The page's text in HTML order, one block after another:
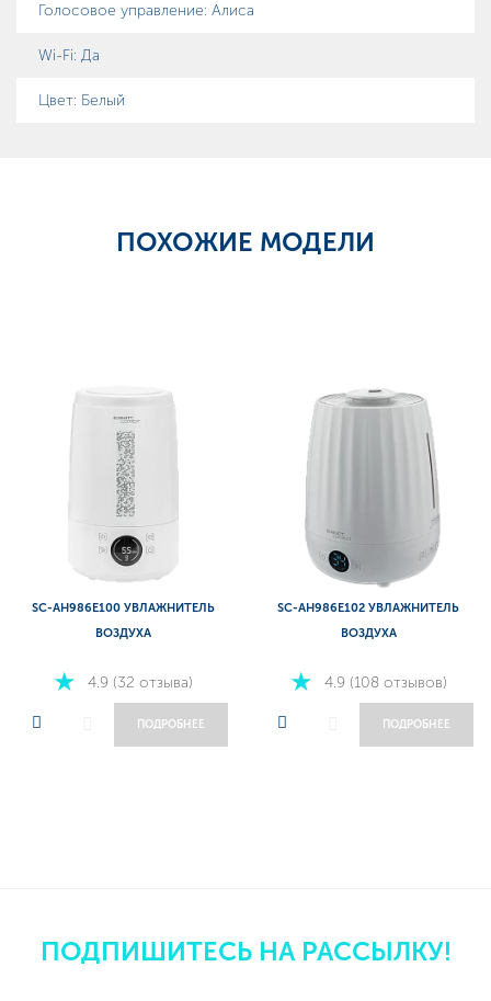
Голосовое управление: Алиса
Wi-Fi: Да
Цвет: Белый
ПОХОЖИЕ МОДЕЛИ
SC-AH986E100 УВЛАЖНИТЕЛЬ
ВОЗДУХА
4.9 (32 отзыва)
ПОДРОБНЕЕ
SC-AH986E102 УВЛАЖНИТЕЛЬ
ВОЗДУХА
4.9 (108 отзывов)
ПОДРОБНЕЕ
ПОДПИШИТЕСЬ НА РАССЫЛКУ!